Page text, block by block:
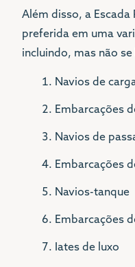
Além disso, a Escada
preferida em uma
incluindo, mas não
Navios de
Embarcações
Navios de
Embarcações
Navios-tanque
Embarcações
Iates de luxo